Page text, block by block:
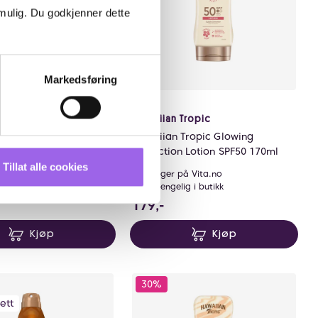
Du godkjenner dette
Markedsføring
Tillat alle cookies
68.69999999999999 NOK
Glowing
Oil SPF30 75ml
Vita.no
i butikk
NOK
Kjøp
Hawaiian Tropic
Hawaiian Tropic Glowing
Protection Lotion SPF50 170ml
På lager på Vita.no
Utilgjengelig i butikk
179,-179 NOK
Kjøp
30%